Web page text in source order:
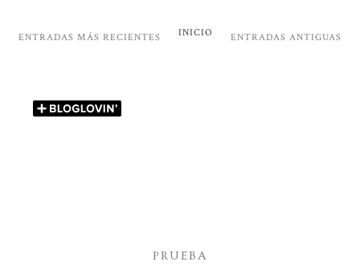
ENTRADAS MÁS RECIENTES ENTRADAS ANTIGUAS
INICIO
PRUEBA